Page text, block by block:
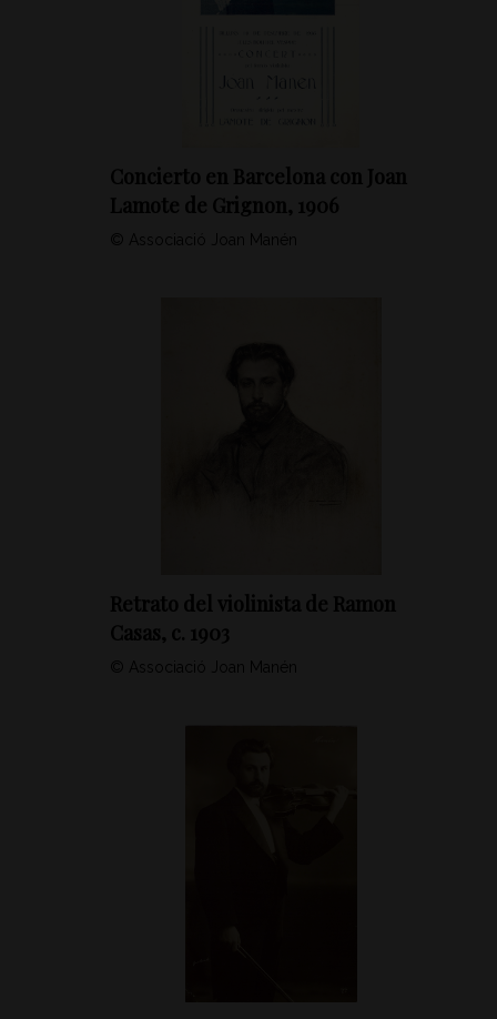
Concierto en Barcelona con Joan
Lamote de Grignon, 1906
© Associació Joan Manén
Retrato del violinista de Ramon
Casas, c. 1903
© Associació Joan Manén